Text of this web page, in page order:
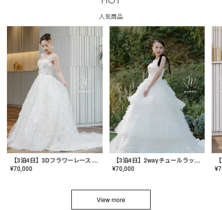
人気商品
【3泊4日】3Dフラワーレース ドレス〈PD-WDOR-331〉
¥70,000
【3泊4日】2wayチュールラッフルドレス〈PD-WDOR-341RTL〉
¥70,000 ¥
View more